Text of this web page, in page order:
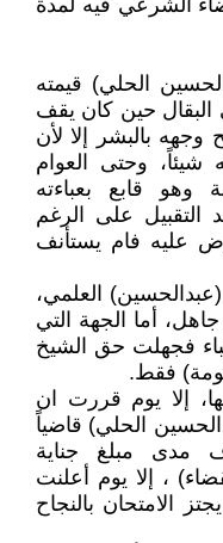
الشرعي فيه لمدة
الحلي) قيمته
البقال حين كان يقف
بالبشر إلا لأن
وحتى العوام
وهو قابع بعباءته
على الرغم
عليه فام يستأنف
العلمي،
أما الجهة التي
فجهلت حق الشيخ
فقط.
إلا يوم قررت ان
الحلي) قاضياً
مدى مبلغ جناية
، إلا يوم أعلنت
الامتحان بالنجاح